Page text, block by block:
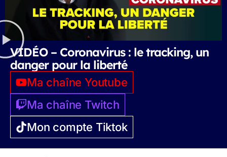
VIDÉO – Coronavirus : le tracking, un
danger pour la liberté
Ma chaîne Youtube
Ma chaîne Twitch
Mon compte Tiktok